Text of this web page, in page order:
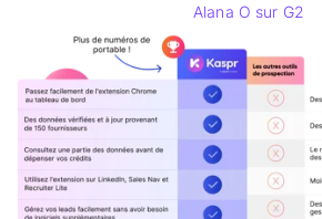
Alana O sur G2